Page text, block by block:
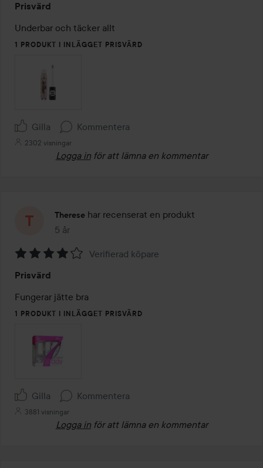
5
av
5
Prisvärd
Underbar och täcker allt
1 PRODUKT I INLÄGGET PRISVÄRD
Gilla Kommentera
2302 visningar
Logga in för att lämna en kommentar
Therese har recenserat en produkt
5 år
Inlägget skapades 5 år
4
av
5
Verifierad köpare
Prisvärd
Fungerar jätte bra
1 PRODUKT I INLÄGGET PRISVÄRD
Gilla Kommentera
3881 visningar
Logga in för att lämna en kommentar